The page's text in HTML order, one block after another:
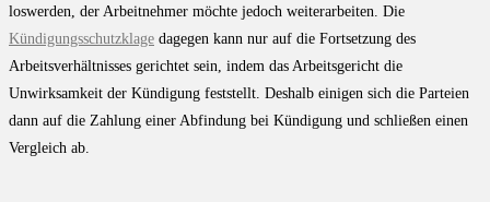
loswerden, der Arbeitnehmer möchte jedoch weiterarbeiten. Die
Kündigungsschutzklage dagegen kann nur auf die Fortsetzung des
Arbeitsverhältnisses gerichtet sein, indem das Arbeitsgericht die
Unwirksamkeit der Kündigung feststellt. Deshalb einigen sich die Parteien
dann auf die Zahlung einer Abfindung bei Kündigung und schließen einen
Vergleich ab.